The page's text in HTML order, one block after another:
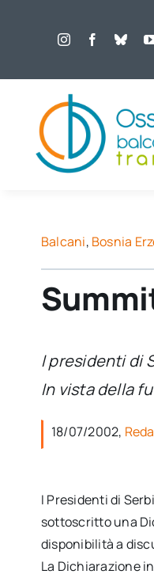
Balcani, Bosnia
I presidenti di
In vista della
18/07/2002,
I Presidenti di
sottoscritto una
disponibilità a
La Dichiarazione